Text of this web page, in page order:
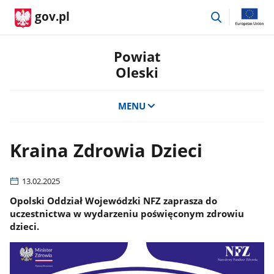
gov.pl
przejdź
Powiat
Oleski
MENU
Kraina Zdrowia Dzieci
13.02.2025
Opolski Oddział Wojewódzki NFZ zaprasza do
uczestnictwa w wydarzeniu poświęconym zdrowiu
dzieci.